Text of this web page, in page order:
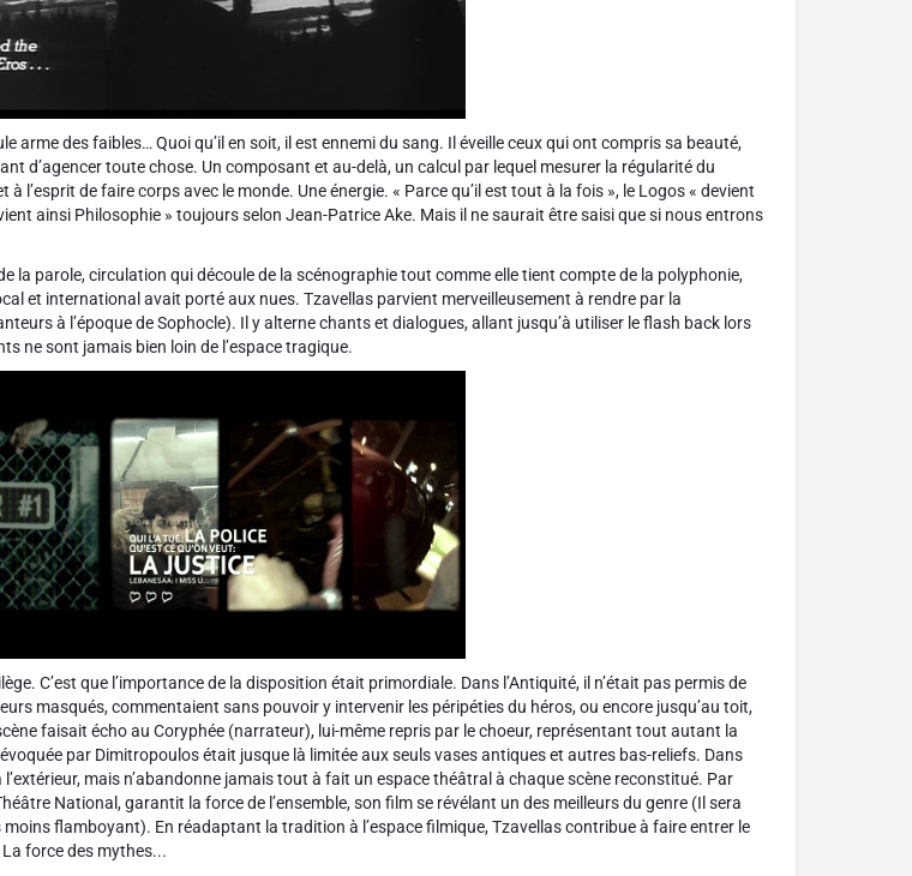
des faibles… Quoi qu’il en soit, il est ennemi du sang. Il éveille ceux qui ont compris sa beauté,
d’agencer toute chose. Un composant et au-delà, un calcul par lequel mesurer la régularité du
l’esprit de faire corps avec le monde. Une énergie. « Parce qu’il est tout à la fois », le Logos « devient
ainsi Philosophie » toujours selon Jean-Patrice Ake. Mais il ne saurait être saisi que si nous entrons
la parole, circulation qui découle de la scénographie tout comme elle tient compte de la polyphonie,
et international avait porté aux nues. Tzavellas parvient merveilleusement à rendre par la
à l’époque de Sophocle). Il y alterne chants et dialogues, allant jusqu’à utiliser le flash back lors
ne sont jamais bien loin de l’espace tragique.
C’est que l’importance de la disposition était primordiale. Dans l’Antiquité, il n’était pas permis de
masqués, commentaient sans pouvoir y intervenir les péripéties du héros, ou encore jusqu’au toit,
faisait écho au Coryphée (narrateur), lui-même repris par le choeur, représentant tout autant la
par Dimitropoulos était jusque là limitée aux seuls vases antiques et autres bas-reliefs. Dans
mais n’abandonne jamais tout à fait un espace théâtral à chaque scène reconstitué. Par
National, garantit la force de l’ensemble, son film se révélant un des meilleurs du genre (Il sera
moins flamboyant). En réadaptant la tradition à l’espace filmique, Tzavellas contribue à faire entrer le
force des mythes...